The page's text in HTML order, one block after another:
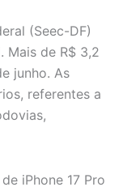
(Seec-DF)
Mais de R$ 3,2
junho. As
referentes a
iPhone 17 Pro